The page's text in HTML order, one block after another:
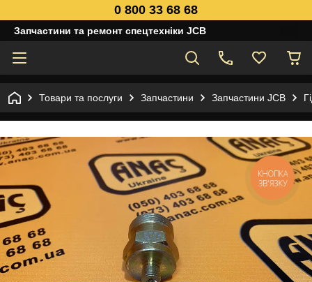
0 800 33 68 68
Запчастини та ремонт спецтехніки JCB
Товари та послуги Запчастини Запчастини JCB
КНОПКА
ЗВ'ЯЗКУ